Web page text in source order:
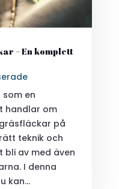
– En komplett
som en
handlar om
på
teknik och
av med även
I denna
kan...